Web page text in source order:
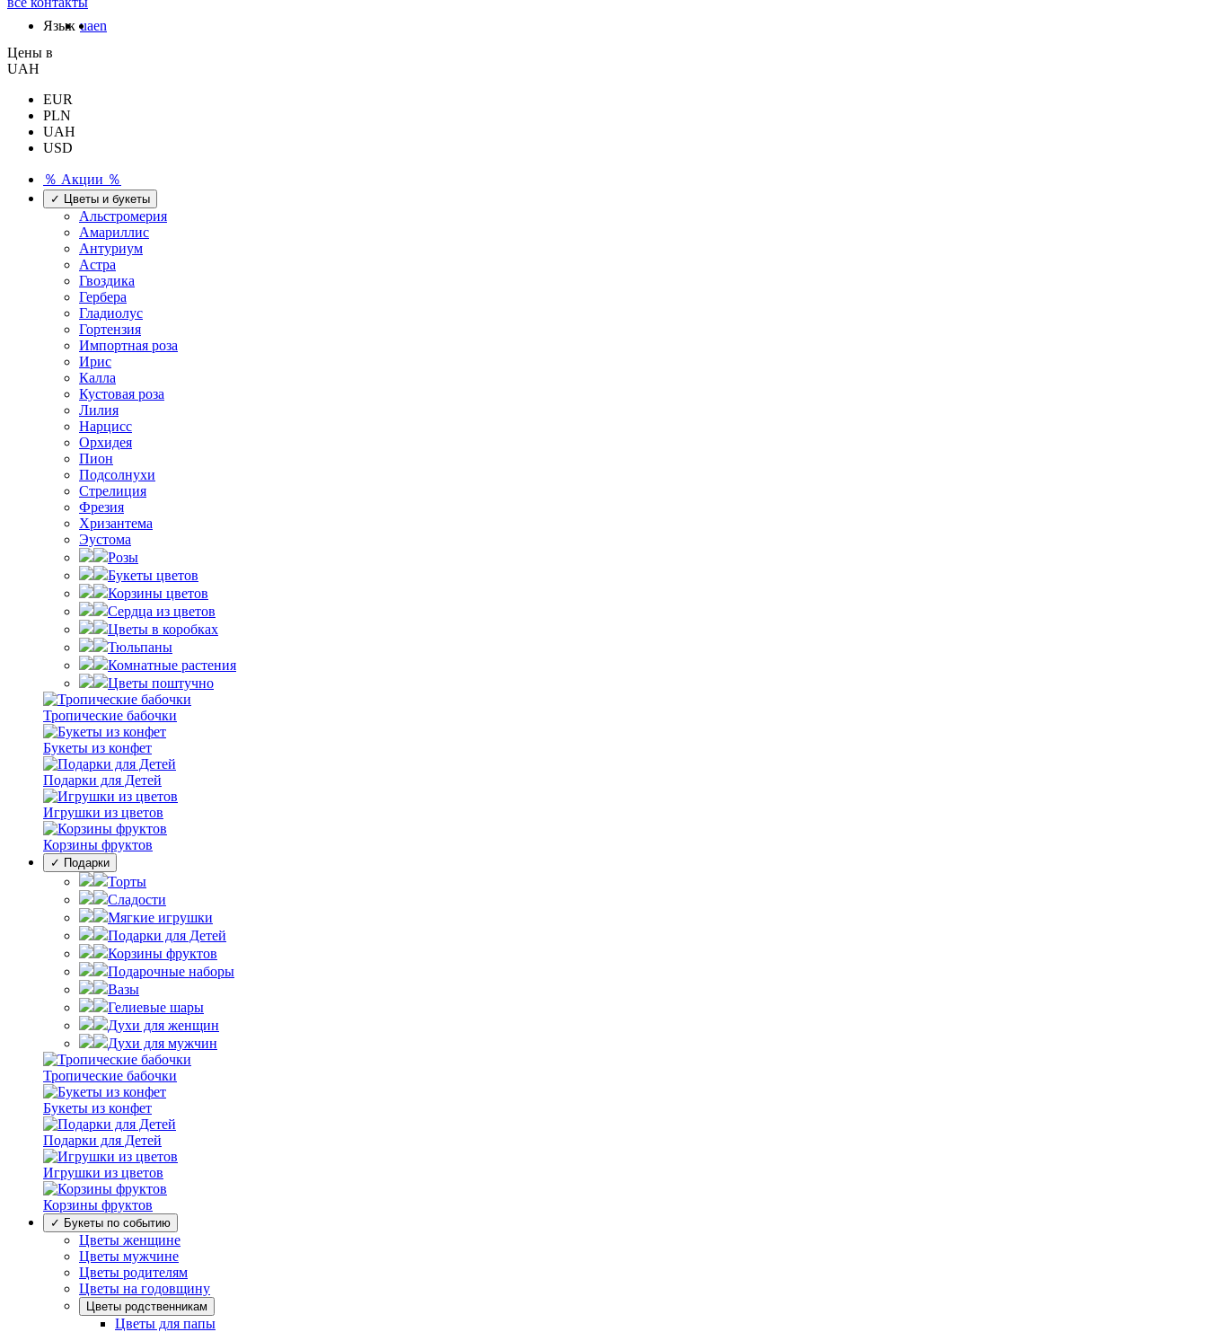
Язык uaen
Цены в
UAH
EUR
PLN
UAH
USD
％ Акции ％
✓ Цветы и букеты
Альстромерия
Амариллис
Антуриум
Астра
Гвоздика
Гербера
Гладиолус
Гортензия
Импортная роза
Ирис
Калла
Кустовая роза
Лилия
Нарцисс
Орхидея
Пион
Подсолнухи
Стрелиция
Фрезия
Хризантема
Эустома
Розы
Букеты цветов
Корзины цветов
Сердца из цветов
Цветы в коробках
Тюльпаны
Комнатные растения
Цветы поштучно
Тропические бабочки
Букеты из конфет
Подарки для Детей
Игрушки из цветов
Корзины фруктов
✓ Подарки
Торты
Сладости
Мягкие игрушки
Подарки для Детей
Корзины фруктов
Подарочные наборы
Вазы
Гелиевые шары
Духи для женщин
Духи для мужчин
Тропические бабочки
Букеты из конфет
Подарки для Детей
Игрушки из цветов
Корзины фруктов
✓ Букеты по событию
Цветы женщине
Цветы мужчине
Цветы родителям
Цветы на годовщину
Цветы родственникам
Цветы для папы